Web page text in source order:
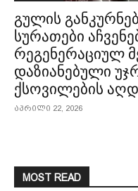
გულის
სურათები
რეგენერაციულ
დაზიანებული
ქსოვილების
აპრილი 22, 2026
MOST READ